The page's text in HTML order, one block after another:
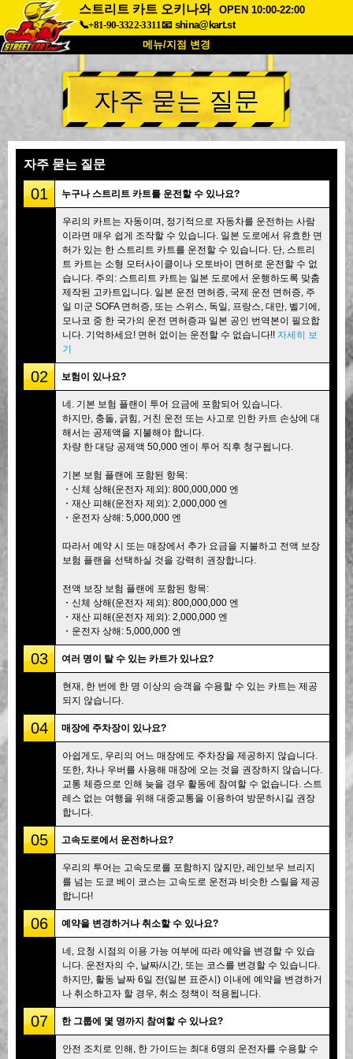
스트리트 카트 오키나와
OPEN 10:00-22:00
📞+81-90-3322-3311📧 shina@kart.st
메뉴/지점 변경
최상단
소개 사양 가격
회사 정보
도쿄 시나가와 #1 도쿄 아키하바라#1
도쿄 아키하바라#2 도쿄 시부야
도쿄 시부야 애넥스 도쿄 베이
도쿄 아사쿠사 오사카
오키나와
자주 묻는 질문
자주 묻는 질문
01 누구나 스트리트 카트를 운전할 수 있나요?
우리의 카트는 자동이며, 정기적으로 자동차를 운전하는 사람
이라면 매우 쉽게 조작할 수 있습니다. 일본 도로에서 유효한 면
허가 있는 한 스트리트 카트를 운전할 수 있습니다. 단, 스트리
트 카트는 소형 모터사이클이나 오토바이 면허로 운전할 수 없
습니다. 주의: 스트리트 카트는 일본 도로에서 운행하도록 맞춤
제작된 고카트입니다. 일본 운전 면허증, 국제 운전 면허증, 주
일 미군 SOFA 면허증, 또는 스위스, 독일, 프랑스, 대만, 벨기에,
모나코 중 한 국가의 운전 면허증과 일본 공인 번역본이 필요합
니다. 기억하세요! 면허 없이는 운전할 수 없습니다!! 자세히 보
기
02 보험이 있나요?
네. 기본 보험 플랜이 투어 요금에 포함되어 있습니다.
하지만, 충돌, 긁힘, 거친 운전 또는 사고로 인한 카트 손상에 대
해서는 공제액을 지불해야 합니다.
차량 한 대당 공제액 50,000 엔이 투어 직후 청구됩니다.
기본 보험 플랜에 포함된 항목:
・신체 상해(운전자 제외): 800,000,000 엔
・재산 피해(운전자 제외): 2,000,000 엔
・운전자 상해: 5,000,000 엔
따라서 예약 시 또는 매장에서 추가 요금을 지불하고 전액 보장
보험 플랜을 선택하실 것을 강력히 권장합니다.
전액 보장 보험 플랜에 포함된 항목:
・신체 상해(운전자 제외): 800,000,000 엔
・재산 피해(운전자 제외): 2,000,000 엔
・운전자 상해: 5,000,000 엔
03 여러 명이 탈 수 있는 카트가 있나요?
현재, 한 번에 한 명 이상의 승객을 수용할 수 있는 카트는 제공
되지 않습니다.
04 매장에 주차장이 있나요?
아쉽게도, 우리의 어느 매장에도 주차장을 제공하지 않습니다.
또한, 차나 우버를 사용해 매장에 오는 것을 권장하지 않습니다.
교통 체증으로 인해 늦을 경우 활동에 참여할 수 없습니다. 스트
레스 없는 여행을 위해 대중교통을 이용하여 방문하시길 권장
합니다.
05 고속도로에서 운전하나요?
우리의 투어는 고속도로를 포함하지 않지만, 레인보우 브리지
를 넘는 도쿄 베이 코스는 고속도로 운전과 비슷한 스릴을 제공
합니다!
06 예약을 변경하거나 취소할 수 있나요?
네, 요청 시점의 이용 가능 여부에 따라 예약을 변경할 수 있습
니다. 운전자의 수, 날짜/시간, 또는 코스를 변경할 수 있습니다.
하지만, 활동 날짜 6일 전(일본 표준시) 이내에 예약을 변경하거
나 취소하고자 할 경우, 취소 정책이 적용됩니다.
07 한 그룹에 몇 명까지 참여할 수 있나요?
안전 조치로 인해, 한 가이드는 최대 6명의 운전자를 수용할 수